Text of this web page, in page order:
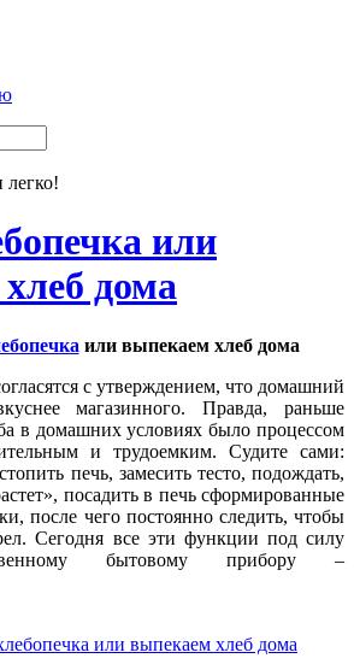
легко!
или
дома
или выпекаем хлеб дома
с утверждением, что домашний
магазинного. Правда, раньше
в домашних условиях было процессом
и трудоемким. Судите сами:
печь, замесить тесто, подождать,
посадить в печь сформированные
после чего постоянно следить, чтобы
Сегодня все эти функции под силу
бытовому прибору –